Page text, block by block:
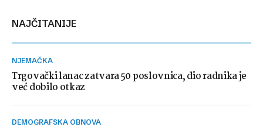
NAJČITANIJE
NJEMAČKA
Trgovački lanac zatvara 50 poslovnica, dio radnika je
već dobilo otkaz
DEMOGRAFSKA OBNOVA